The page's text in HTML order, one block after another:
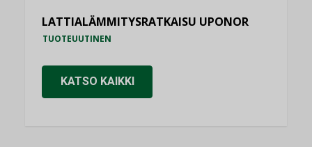
LATTIALÄMMITYSRATKAISU UPONOR
TUOTEUUTINEN
KATSO KAIKKI